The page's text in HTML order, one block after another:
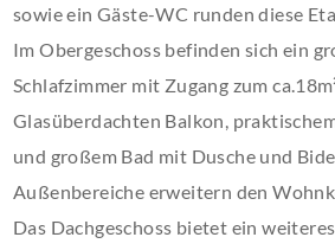
sowie ein Gäste-WC runden diese
Im Obergeschoss befinden sich ein
Schlafzimmer mit Zugang zum
Glasüberdachten Balkon,
und großem Bad mit Dusche und
Außenbereiche erweitern den
Das Dachgeschoss bietet ein